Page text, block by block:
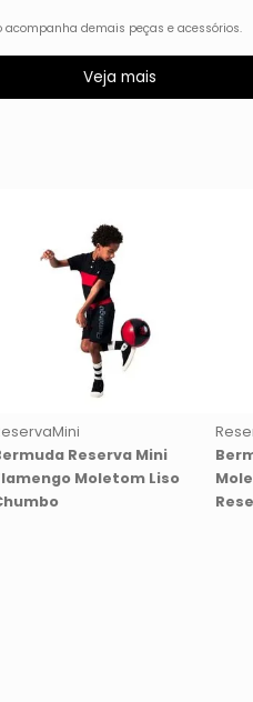
acompanha demais peças e acessórios.
Veja mais
Reserva Mini
Moletom Liso